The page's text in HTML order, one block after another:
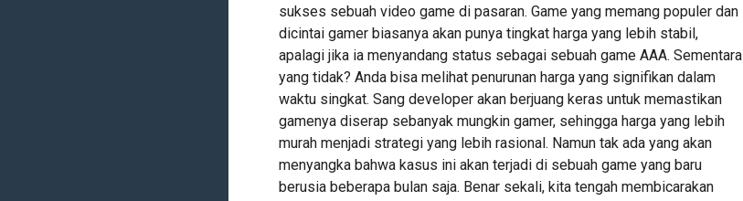
sukses sebuah video game di pasaran. Game yang memang populer dan
dicintai gamer biasanya akan punya tingkat harga yang lebih stabil,
apalagi jika ia menyandang status sebagai sebuah game AAA. Sementara
yang tidak? Anda bisa melihat penurunan harga yang signifikan dalam
waktu singkat. Sang developer akan berjuang keras untuk memastikan
gamenya diserap sebanyak mungkin gamer, sehingga harga yang lebih
murah menjadi strategi yang lebih rasional. Namun tak ada yang akan
menyangka bahwa kasus ini akan terjadi di sebuah game yang baru
berusia beberapa bulan saja. Benar sekali, kita tengah membicarakan